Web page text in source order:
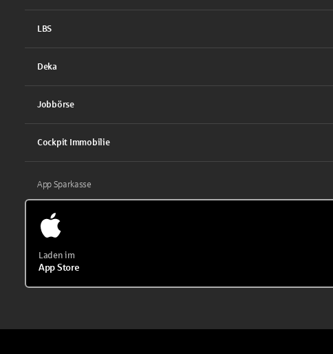
LBS
Deka
Jobbörse
Cockpit Immobilie
App Sparkasse
Laden im
App Store